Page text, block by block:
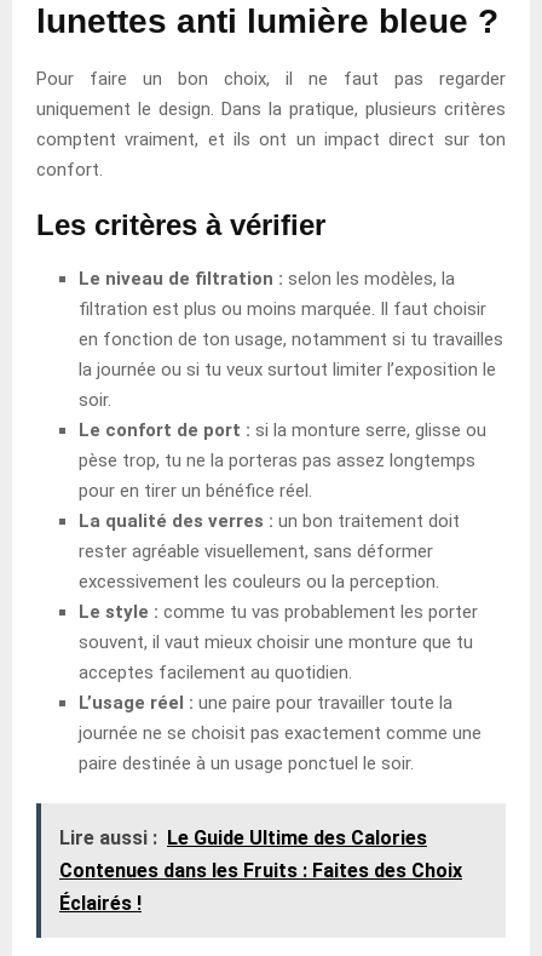
lunettes anti lumière bleue ?
Pour faire un bon choix, il ne faut pas regarder
uniquement le design. Dans la pratique, plusieurs critères
comptent vraiment, et ils ont un impact direct sur ton
confort.
Les critères à vérifier
Le niveau de filtration : selon les modèles, la
filtration est plus ou moins marquée. Il faut choisir
en fonction de ton usage, notamment si tu travailles
la journée ou si tu veux surtout limiter l’exposition le
soir.
Le confort de port : si la monture serre, glisse ou
pèse trop, tu ne la porteras pas assez longtemps
pour en tirer un bénéfice réel.
La qualité des verres : un bon traitement doit
rester agréable visuellement, sans déformer
excessivement les couleurs ou la perception.
Le style : comme tu vas probablement les porter
souvent, il vaut mieux choisir une monture que tu
acceptes facilement au quotidien.
L’usage réel : une paire pour travailler toute la
journée ne se choisit pas exactement comme une
paire destinée à un usage ponctuel le soir.
Lire aussi : Le Guide Ultime des Calories
Contenues dans les Fruits : Faites des Choix
Éclairés !